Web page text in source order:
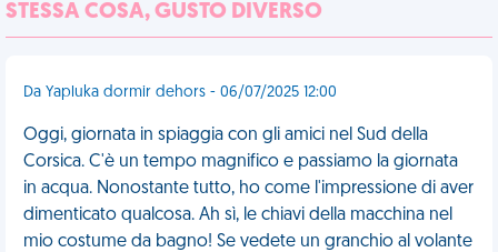
STESSA COSA, GUSTO DIVERSO
Da Yapluka dormir dehors - 06/07/2025 12:00
Oggi, giornata in spiaggia con gli amici nel Sud della
Corsica. C'è un tempo magnifico e passiamo la giornata
in acqua. Nonostante tutto, ho come l'impressione di aver
dimenticato qualcosa. Ah sì, le chiavi della macchina nel
mio costume da bagno! Se vedete un granchio al volante